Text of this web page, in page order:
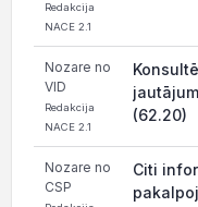
Redakcija
NACE 2.1
Nozare no
VID
Redakcija
NACE 2.1
(62.20)
Nozare no
CSP
Citi